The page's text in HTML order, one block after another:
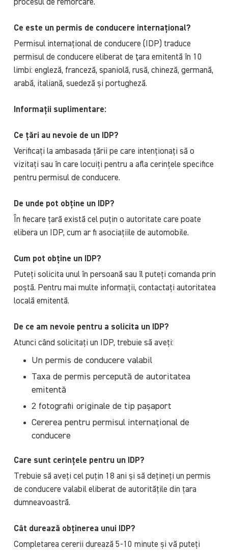
procesul de remorcare.
Ce este un permis de conducere internațional?
Permisul internațional de conducere (IDP) traduce
permisul de conducere eliberat de ţara emitentă în 10
limbi: engleză, franceză, spaniolă, rusă, chineză, germană,
arabă, italiană, suedeză și portugheză.
Informații suplimentare:
Ce țări au nevoie de un IDP?
Verificați la ambasada țării pe care intenționați să o
vizitați sau în care locuiți pentru a afla cerințele specifice
pentru permisul de conducere.
De unde pot obține un IDP?
În fiecare țară există cel puțin o autoritate care poate
elibera un IDP, cum ar fi asociațiile de automobile.
Cum pot obține un IDP?
Puteți solicita unul în persoană sau îl puteți comanda prin
poștă. Pentru mai multe informații, contactați autoritatea
locală emitentă.
De ce am nevoie pentru a solicita un IDP?
Atunci când solicitați un IDP, trebuie să aveți:
Un permis de conducere valabil
Taxa de permis percepută de autoritatea
emitentă
2 fotografii originale de tip pașaport
Cererea pentru permisul internațional de
conducere
Care sunt cerințele pentru un IDP?
Trebuie să aveți cel puțin 18 ani și să dețineți un permis
de conducere valabil eliberat de autoritățile din țara
dumneavoastră.
Cât durează obținerea unui IDP?
Completarea cererii durează 5-10 minute și vă puteți